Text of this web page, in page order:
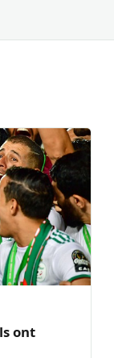
ont